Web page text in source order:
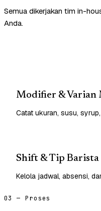
Semua dikerjakan tim in-
Anda.
Modifier & Varian
Catat ukuran, susu,
Shift & Tip Barista
Kelola jadwal, absensi,
03 — Proses